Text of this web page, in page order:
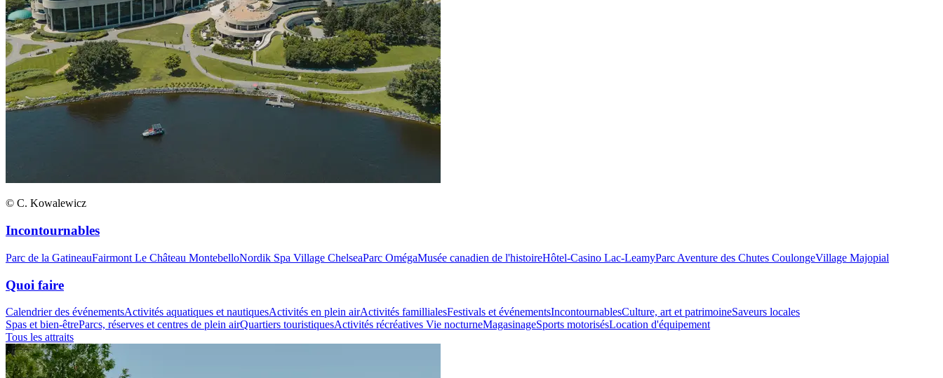
© C. Kowalewicz
Incontournables
Parc de la GatineauFairmont Le Château MontebelloNordik Spa Village ChelseaParc OmégaMusée canadien de l'histoireHôtel-Casino Lac-LeamyParc Aventure des Chutes CoulongeVillage Majopial
Quoi faire
Calendrier des événementsActivités aquatiques et nautiquesActivités en plein airActivités famillialesFestivals et événementsIncontournablesCulture, art et patrimoineSaveurs locales
Spas et bien-êtreParcs, réserves et centres de plein airQuartiers touristiquesActivités récréatives Vie nocturneMagasinageSports motorisésLocation d'équipement
Tous les attraits